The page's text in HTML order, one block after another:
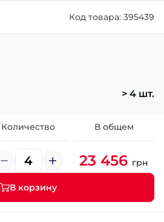
+38 (099)-643-33-77
Код товара: 395439
> 4 шт.
Количество В общем
23 456 грн
В корзину